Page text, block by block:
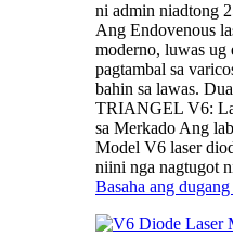
ni admin niadtong
Ang Endovenous
moderno, luwas ug
pagtambal sa
bahin sa lawas.
TRIANGEL V6:
sa Merkado Ang
Model V6 laser
niini nga nagtugot
Basaha ang dugang